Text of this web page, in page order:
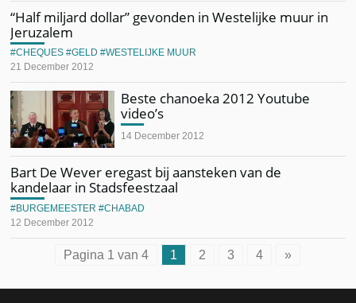
“Half miljard dollar” gevonden in Westelijke muur in
Jeruzalem
21 December 2012
CHEQUES GELD WESTELIJKE MUUR
Beste chanoeka 2012 Youtube
video’s
14 December 2012
Bart De Wever eregast bij aansteken van de
kandelaar in Stadsfeestzaal
12 December 2012
BURGEMEESTER CHABAD
Pagina 1 van 4 1 2 3 4 »